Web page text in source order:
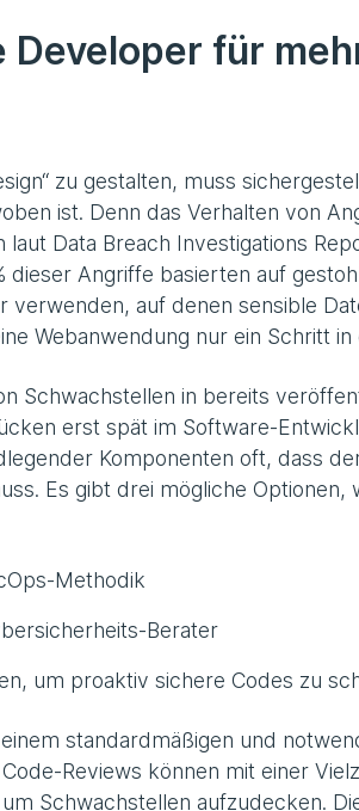
Developer für
zu gestalten, muss
ist. Denn das Verhalten von
Data Breach Investigations
dieser Angriffe basierten auf
verwenden, auf denen sensible
Webanwendung nur ein Schritt
Schwachstellen in bereits
erst spät im Software-
Komponenten oft, dass
Es gibt drei mögliche Optionen,
Methodik
Berater
um proaktiv sichere Codes zu
standardmäßigen und
Reviews können mit einer
Schwachstellen aufzudecken.